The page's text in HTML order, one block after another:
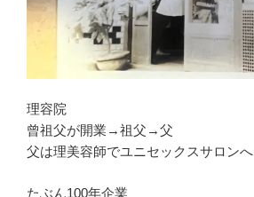
理容院
曾祖父が開業→祖父→父
父は理美容師でユニセックスサロンへ
たぶん100年企業